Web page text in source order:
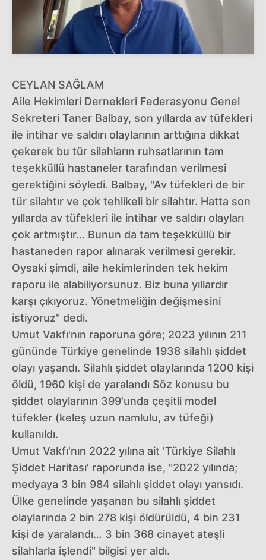
CEYLAN SAĞLAM
Aile Hekimleri Dernekleri Federasyonu Genel
Sekreteri Taner Balbay, son yıllarda av tüfekleri
ile intihar ve saldırı olaylarının arttığına dikkat
çekerek bu tür silahların ruhsatlarının tam
teşekküllü hastaneler tarafından verilmesi
gerektiğini söyledi. Balbay, "Av tüfekleri de bir
tür silahtır ve çok tehlikeli bir silahtır. Hatta son
yıllarda av tüfekleri ile intihar ve saldırı olayları
çok artmıştır... Bunun da tam teşekküllü bir
hastaneden rapor alınarak verilmesi gerekir.
Oysaki şimdi, aile hekimlerinden tek hekim
raporu ile alabiliyorsunuz. Biz buna yıllardır
karşı çıkıyoruz. Yönetmeliğin değişmesini
istiyoruz" dedi.
Umut Vakfı'nın raporuna göre; 2023 yılının 211
gününde Türkiye genelinde 1938 silahlı şiddet
olayı yaşandı. Silahlı şiddet olaylarında 1200 kişi
öldü, 1960 kişi de yaralandı Söz konusu bu
şiddet olaylarının 399'unda çeşitli model
tüfekler (keleş uzun namlulu, av tüfeği)
kullanıldı.
Umut Vakfı'nın 2022 yılına ait 'Türkiye Silahlı
Şiddet Haritası' raporunda ise, "2022 yılında;
medyaya 3 bin 984 silahlı şiddet olayı yansıdı.
Ülke genelinde yaşanan bu silahlı şiddet
olaylarında 2 bin 278 kişi öldürüldü, 4 bin 231
kişi de yaralandı… 3 bin 368 cinayet ateşli
silahlarla işlendi" bilgisi yer aldı.